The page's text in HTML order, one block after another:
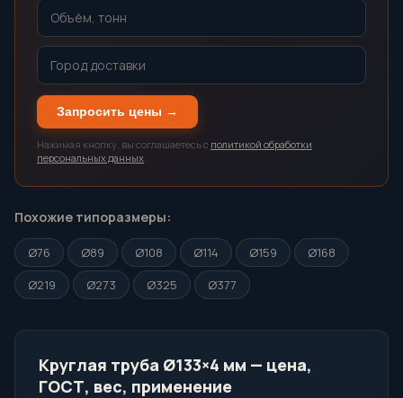
Запросить цены →
Нажимая кнопку, вы соглашаетесь с политикой обработки
персональных данных.
Похожие типоразмеры:
Ø76 Ø89 Ø108 Ø114 Ø159
Ø168
Ø219
Ø273 Ø325 Ø377
Круглая труба Ø133×4 мм — цена,
ГОСТ, вес, применение